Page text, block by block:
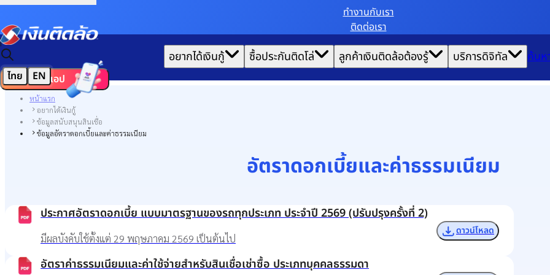
ทํางานกับเรา
ติดต่อเรา
|
ไทย EN
อยากได้เงินกู้ ซื้อประกันติดโล่ ลูกค้าเงินติดล้อต้องรู้ บริการดิจิทัล ค้นห
ดาวน์โหลดแอป
หน้าแรก
อยากได้เงินกู้
ข้อมูลสนับสนุนสินเชื่อ
ข้อมูลอัตราดอกเบี้ยและค่าธรรมเนียม
อัตราดอกเบี้ยและค่าธรรมเนียม
ประกาศอัตราดอกเบี้ย แบบมาตรฐานของรถทุกประเภท ประจำปี 2569 (ปรับปรุงครั้งที่ 2)
มีผลบังคับใช้ตั้งแต่ 29 พฤษภาคม 2569 เป็นต้นไป
ดาวน์โหลด
อัตราค่าธรรมเนียมและค่าใช้จ่ายสำหรับสินเชื่อเช่าซื้อ ประเภทบุคคลธรรมดา